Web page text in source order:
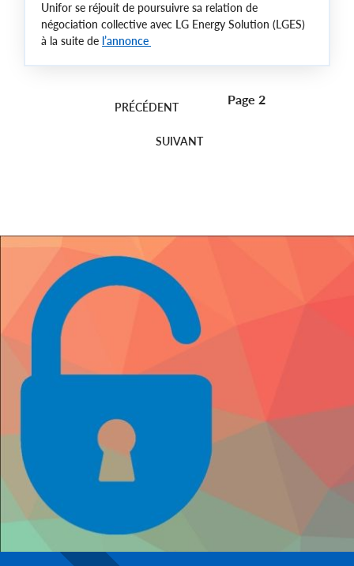
Unifor se réjouit de poursuivre sa relation de
négociation collective avec LG Energy Solution (LGES)
à la suite de l’annonce
Page 2